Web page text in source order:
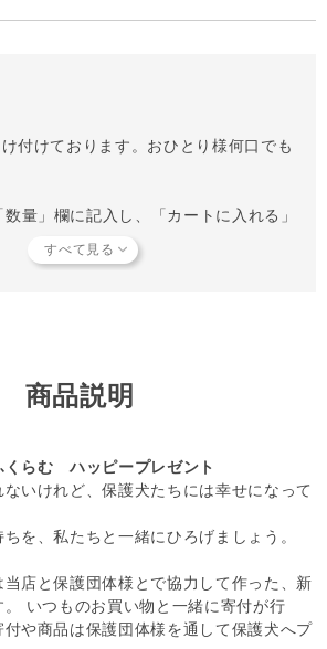
付けております。おひとり様何口でも
量」欄に記入し、「カートに入れる」
方へ】
現在は常温商品と一緒のご注文の場合し
し訳ございません。ご理解いただきま
願いいたします。
ご注意】
ングやご注文内容によっては、購入履
す。
らせメール」をお送りする前であれ
・ マイページにてご注文をキャンセル
商品説明
くらむ ハッピープレゼント
ないけれど、保護犬たちには幸せになって
を、私たちと一緒にひろげましょう。
店と保護団体様とで協力して作った、新
。 いつものお買い物と一緒に寄付が行
や商品は保護団体様を通して保護犬へプ